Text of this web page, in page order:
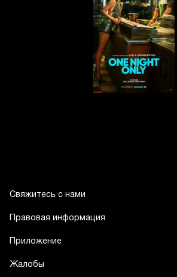
Свяжитесь с нами
Правовая информация
Приложение
Жалобы